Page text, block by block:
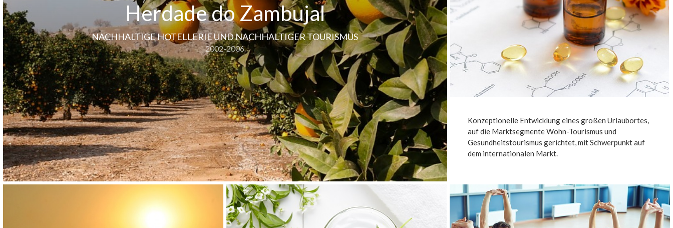
Herdade do Zambujal
NACHHALTIGE HOTELLERIE UND NACHHALTIGER TOURISMUS
2002-2006
Konzeptionelle Entwicklung eines großen Urlaubortes,
auf die Marktsegmente Wohn-Tourismus und
Gesundheitstourismus gerichtet, mit Schwerpunkt auf
dem internationalen Markt.